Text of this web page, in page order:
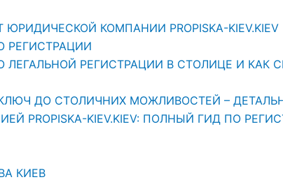
КОМПАНИИ PROPISKA-KIEV.KIEV
РЕГИСТРАЦИИ
РЕГИСТРАЦИИ В СТОЛИЦЕ И КАК
КЛЮЧ ДО СТОЛИЧНИХ МОЖЛИВОСТЕЙ –
PROPISKA-KIEV.KIEV: ПОЛНЫЙ ГИД ПО
КИЕВ